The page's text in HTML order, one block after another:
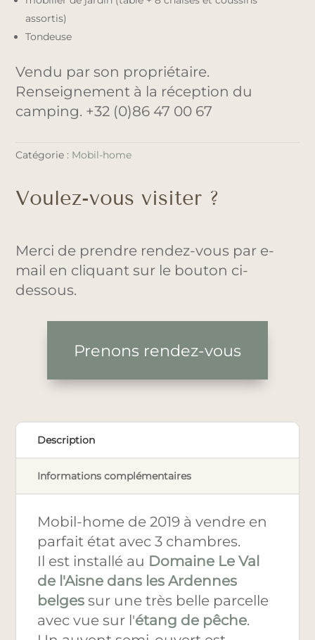
assortis)
Tondeuse
Vendu par son propriétaire.
Renseignement à la réception du
camping. +32 (0)86 47 00 67
Catégorie : Mobil-home
Voulez-vous visiter ?
Merci de prendre rendez-vous par e-
mail en cliquant sur le bouton ci-
dessous.
Prenons rendez-vous
Description
Informations complémentaires
Mobil-home de 2019 à vendre en
parfait état avec 3 chambres.
Il est installé au Domaine Le Val
de l'Aisne dans les Ardennes
belges sur une très belle parcelle
avec vue sur l'étang de pêche.